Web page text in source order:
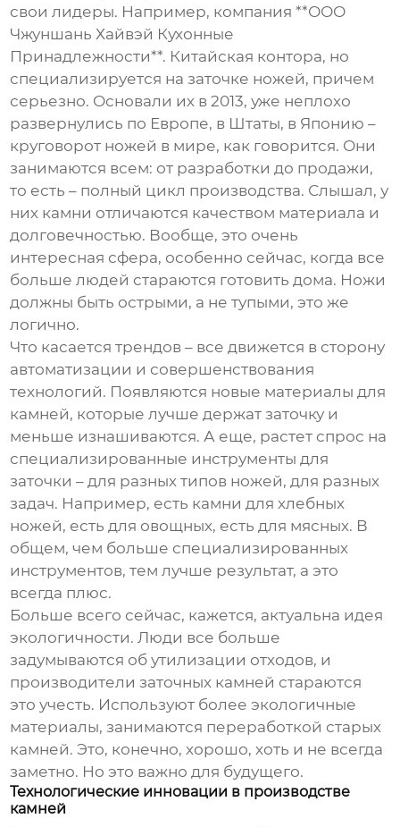
свои лидеры. Например, компания **ООО
Чжуншань Хайвэй Кухонные
Принадлежности**. Китайская контора, но
специализируется на заточке ножей, причем
серьезно. Основали их в 2013, уже неплохо
развернулись по Европе, в Штаты, в Японию –
круговорот ножей в мире, как говорится. Они
занимаются всем: от разработки до продажи,
то есть – полный цикл производства. Слышал, у
них камни отличаются качеством материала и
долговечностью. Вообще, это очень
интересная сфера, особенно сейчас, когда все
больше людей стараются готовить дома. Ножи
должны быть острыми, а не тупыми, это же
логично.
Что касается трендов – все движется в сторону
автоматизации и совершенствования
технологий. Появляются новые материалы для
камней, которые лучше держат заточку и
меньше изнашиваются. А еще, растет спрос на
специализированные инструменты для
заточки – для разных типов ножей, для разных
задач. Например, есть камни для хлебных
ножей, есть для овощных, есть для мясных. В
общем, чем больше специализированных
инструментов, тем лучше результат, а это
всегда плюс.
Больше всего сейчас, кажется, актуальна идея
экологичности. Люди все больше
задумываются об утилизации отходов, и
производители заточных камней стараются
это учесть. Используют более экологичные
материалы, занимаются переработкой старых
камней. Это, конечно, хорошо, хоть и не всегда
заметно. Но это важно для будущего.
Технологические инновации в производстве
камней